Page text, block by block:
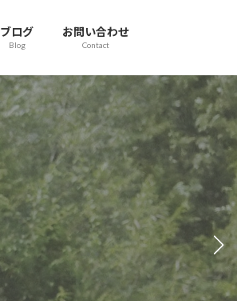
ブログ
Blog
お問い合わせ
Contact